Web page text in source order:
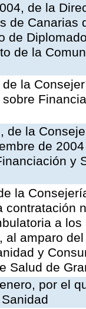
de la
de Canarias
de
de la
la
de la
de
y
la
contratación
a
al amparo
y
Salud de
por el